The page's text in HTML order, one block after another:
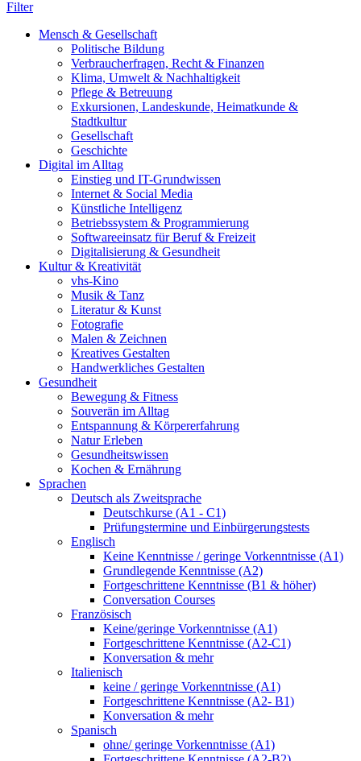
Filter
Mensch & Gesellschaft
Politische Bildung
Verbraucherfragen, Recht & Finanzen
Klima, Umwelt & Nachhaltigkeit
Pflege & Betreuung
Exkursionen, Landeskunde, Heimatkunde &
Stadtkultur
Gesellschaft
Geschichte
Digital im Alltag
Einstieg und IT-Grundwissen
Internet & Social Media
Künstliche Intelligenz
Betriebssystem & Programmierung
Softwareeinsatz für Beruf & Freizeit
Digitalisierung & Gesundheit
Kultur & Kreativität
vhs-Kino
Musik & Tanz
Literatur & Kunst
Fotografie
Malen & Zeichnen
Kreatives Gestalten
Handwerkliches Gestalten
Gesundheit
Bewegung & Fitness
Souverän im Alltag
Entspannung & Körpererfahrung
Natur Erleben
Gesundheitswissen
Kochen & Ernährung
Sprachen
Deutsch als Zweitsprache
Deutschkurse (A1 - C1)
Prüfungstermine und Einbürgerungstests
Englisch
Keine Kenntnisse / geringe Vorkenntnisse (A1)
Grundlegende Kenntnisse (A2)
Fortgeschrittene Kenntnisse (B1 & höher)
Conversation Courses
Französisch
Keine/geringe Vorkenntnisse (A1)
Fortgeschrittene Kenntnisse (A2-C1)
Konversation & mehr
Italienisch
keine / geringe Vorkenntnisse (A1)
Fortgeschrittene Kenntnisse (A2- B1)
Konversation & mehr
Spanisch
ohne/ geringe Vorkenntnisse (A1)